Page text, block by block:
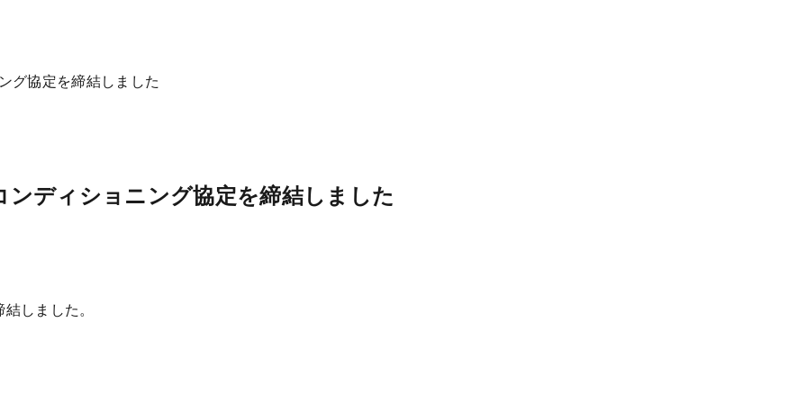
グ協定を締結しました
ディショニング協定を締結しました
しました。